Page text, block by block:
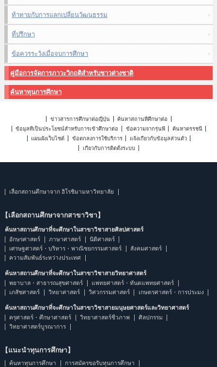
ท้าทายกับการแลกเปลี่ยนวัฒนธรรม
ที่ปรึกษา
ข้อควรระวังเมื่อจบการศึกษา
คู่มือการจัดการภาวะวิกฤติสำหรับชาวต่างชาติ
ค้นหาทุนการศึกษา
ข่าวสารการศึกษาต่อญี่ปุ่น
ค้นหาสถานที่ศึกษาต่อ
ข้อมูลที่เป็นประโยชน์สำหรับการเข้าศึกษาต่อ
ข้อความจากรุ่นพี่
ค้นหาดรรชนี
แผนผังเว็บไซต์
ข้อตกลงการใช้บริการ
แจ้งเกี่ยวกับข้อมูลส่วนตัว
เกี่ยวกับการติดตั้งระบบ
เลือกสถานศึกษาจาก ฮิโรชิมามหาวิทยาลัย
【เลือกสถานศึกษาจากสาขาวิชา】
ค้นหาสถานศึกษาที่จะศึกษาในสาขาวิชาสายศิลปศาสตร์
อักษรศาสตร์
ภาษาศาสตร์
นิติศาสตร์
เศรษฐศาสตร์・บริหาร・พาณิชยกรรมศาสตร์
สังคมศาสตร์
ความสัมพันธ์ระหว่างประเทศ
ค้นหาสถานศึกษาที่จะศึกษาในสาขาวิชาสายวิทยาศาสตร์
พยาบาล・สาธารณสุขศาสตร์
แพทยศาสตร์・ทันตแพทยศาสตร์
เภสัชศาสตร์
วิทยาศาสตร์ วิศวกรรมศาสตร์ เกษตรศาสตร์・การประมง
ค้นหาสถานศึกษาที่จะศึกษาในสาขาวิชาสายมนุษยศาสตร์และวิทยาศาสตร์
ครุศาสตร์・ศึกษาศาสตร์
วิทยาศาสตร์ชีวภาพ
ศิลปกรรม
วิทยาศาสตร์บูรณาการ
【แนะนำทุนการศึกษา】
ค้นหาทุนการศึกษา
การสมัครขอรับทุนการศึกษา